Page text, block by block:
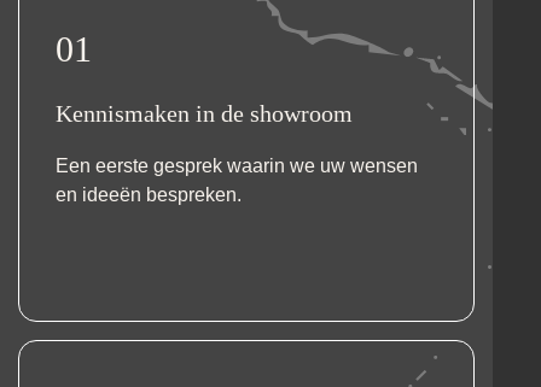
01
Kennismaken in de showroom
Een eerste gesprek waarin we uw wensen
en ideeën bespreken.